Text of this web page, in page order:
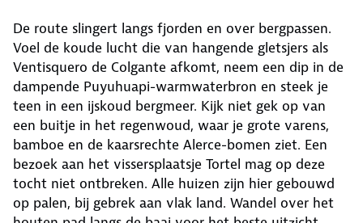
De route slingert langs fjorden en over bergpassen.
Voel de koude lucht die van hangende gletsjers als
Ventisquero de Colgante afkomt, neem een dip in de
dampende Puyuhuapi-warmwaterbron en steek je
teen in een ijskoud bergmeer. Kijk niet gek op van
een buitje in het regenwoud, waar je grote varens,
bamboe en de kaarsrechte Alerce-bomen ziet. Een
bezoek aan het vissersplaatsje Tortel mag op deze
tocht niet ontbreken. Alle huizen zijn hier gebouwd
op palen, bij gebrek aan vlak land. Wandel over het